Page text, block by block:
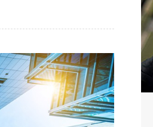
票（AFC）系统解决方案